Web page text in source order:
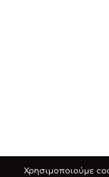
Χρησιμοποιούμε